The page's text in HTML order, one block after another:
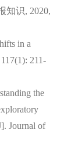
知识, 2020,
in a
211-
the
Journal of